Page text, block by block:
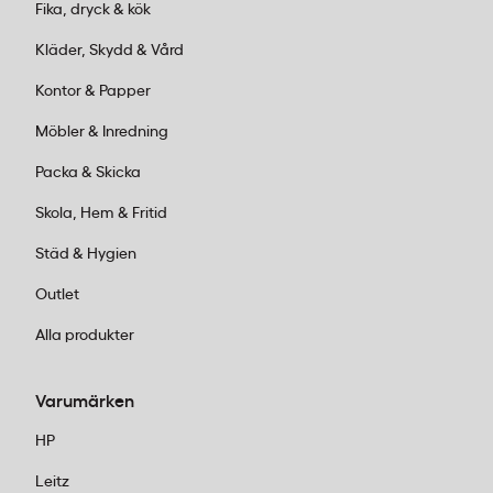
minimerar kapitalbindning. Perfekt för
konsultbolag och mindre byråer där
Medelstora verksamheter (500-2000
sidor/månad):
sortiment av
kassetter som balanserar pris och
Högvolymsmiljöer (över 2000
minskar servicebehovet och driftstopp
med 22 500 sidor passar utmärkt för
3. Färg eller svartvitt?
Fika, dryck & kök
Kläder, Skydd & Vård
Kontor & Papper
Möbler & Inredning
Packa & Skicka
Skola, Hem & Fritid
Städ & Hygien
Outlet
Alla produkter
Varumärken
HP
Leitz